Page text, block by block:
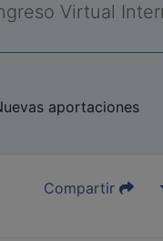
Virtual
aportaciones
Compartir